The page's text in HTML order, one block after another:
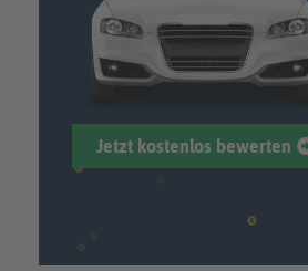
Jetzt kostenlos bewerten